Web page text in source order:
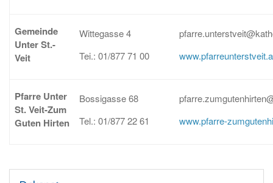
Gemeinde
Unter St.-
Veit
Wittegasse 4
Tei.: 01/877 71 00
Pfarre Unter
St. Veit-Zum
Guten Hirten
Bossigasse 68
Tel.: 01/877 22 61
www.pfarre-